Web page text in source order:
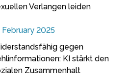
Verlangen leiden
February 2025
gegen
KI stärkt den
Zusammenhalt